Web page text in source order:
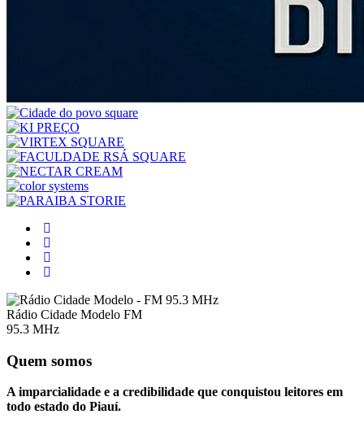
Rádio Cidade Modelo FM
95.3 MHz
Quem somos
A imparcialidade e a credibilidade que conquistou leitores em
todo estado do Piauí.